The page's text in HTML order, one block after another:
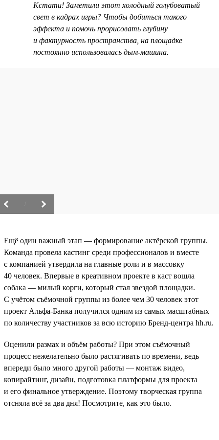
Кстати! Заметили этот холодный голубоватый
свет в кадрах игры? Чтобы добиться такого
эффекта и помочь прорисовать глубину
и фактурность пространства, на площадке
постоянно использовалась дым-машина.
Ещё один важный этап — формирование актёрской группы.
Команда провела кастинг среди профессионалов и вместе
с компанией утвердила на главные роли и в массовку
40 человек. Впервые в креативном проекте в каст вошла
собака — милый корги, который стал звездой площадки.
С учётом съёмочной группы из более чем 30 человек этот
проект Альфа-Банка получился одним из самых масштабных
по количеству участников за всю историю Бренд-центра hh.ru.
Оценили размах и объём работы? При этом съёмочный
процесс нежелательно было растягивать по времени, ведь
впереди было много другой работы — монтаж видео,
копирайтинг, дизайн, подготовка платформы для проекта
и его финальное утверждение. Поэтому творческая группа
отсняла всё за два дня! Посмотрите, как это было.